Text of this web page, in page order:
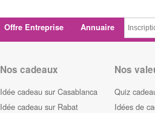
Offre Entreprise Annuaire
Nos cadeaux
Idée cadeau sur Casablanca
Idée cadeau sur Rabat
Nos
Quiz
Idées de